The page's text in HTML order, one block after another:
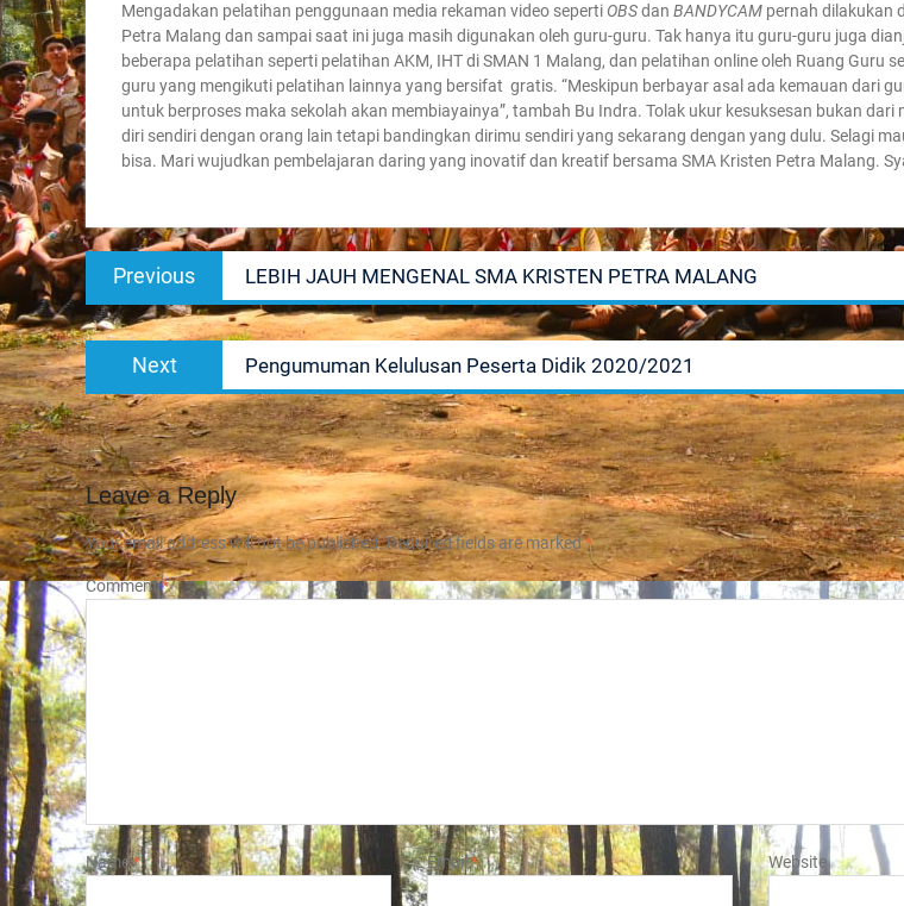
Mengadakan pelatihan penggunaan media rekaman video seperti OBSdan BANDYCAM pernah dilakukan
Petra Malang dan sampai saat ini juga masih digunakan oleh guru-guru. Tak hanya itu guru-guru juga
beberapa pelatihan seperti pelatihan AKM, IHT di SMAN 1 Malang, dan pelatihan online oleh Ruang Guru
guru yang mengikuti pelatihan lainnya yang bersifat gratis. “Meskipun berbayar asal ada kemauan dari
untuk berproses maka sekolah akan membiayainya”, tambah Bu Indra. Tolak ukur kesuksesan bukan dari
diri sendiri dengan orang lain tetapi bandingkan dirimu sendiri yang sekarang dengan yang dulu. Selagi
bisa. Mari wujudkan pembelajaran daring yang inovatif dan kreatif bersama SMA Kristen Petra Malang.
Post
navigation
Previous
post:
LEBIH JAUH MENGENAL SMA KRISTEN PETRA MALANG
Next
post:
Pengumuman Kelulusan Peserta Didik 2020/2021
Leave a Reply
Your email address will not be published.Required fields are marked*
Comment*
Name* Email* Website